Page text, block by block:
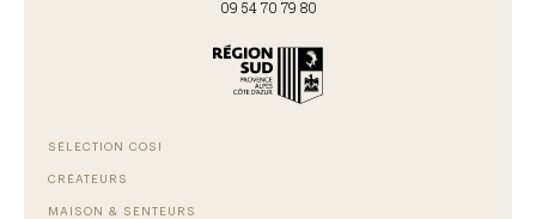
09 54 70 79 80
SÉLECTION COSI
CRÉATEURS
MAISON & SENTEURS